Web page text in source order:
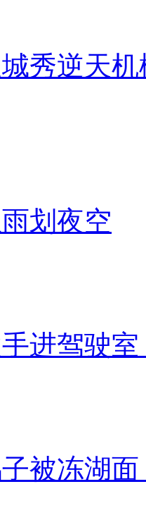
秀逆天机
划夜空
进驾驶
被冻湖